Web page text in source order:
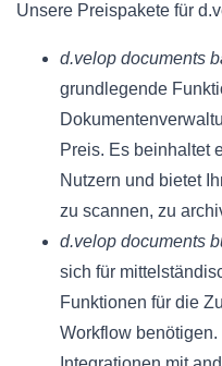
Unsere Preispakete für
d.velop documents
grundlegende
Preis. Es beinhaltet
Nutzern und bietet
zu scannen, zu
d.velop documents
sich für
Funktionen für die
Workflow